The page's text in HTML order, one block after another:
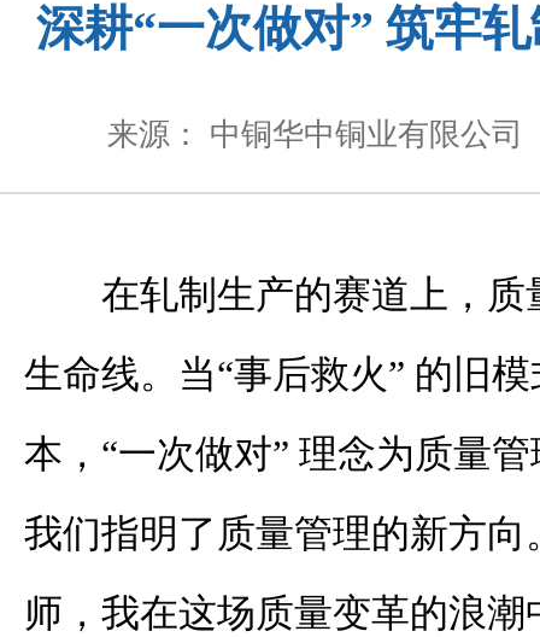
深耕“一次做对” 筑牢
来源： 中铜华中铜业有限公司
在轧制生产的赛道上，
生命线。当“事后救火” 的旧
本，“一次做对” 理念为质量
我们指明了质量管理的新方
师，我在这场质量变革的浪潮